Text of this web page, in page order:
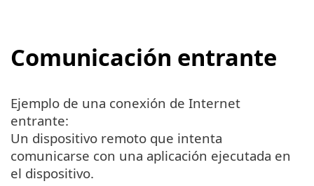
Comunicación entrante
Ejemplo de una conexión de Internet
entrante:
Un dispositivo remoto que intenta
comunicarse con una aplicación ejecutada en
el dispositivo.